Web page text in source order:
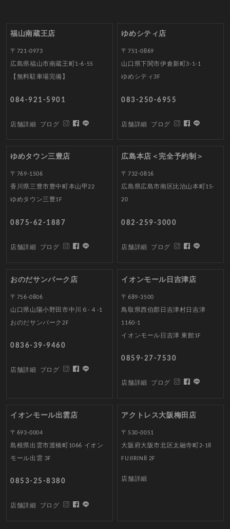
福山南蔵王店
〒721-0973
広島県福山市南蔵王町1-6-55
【無料駐車場完備】
084-921-5901
店舗詳細 ブログ
ゆめシティ店
〒751-0869
山口県下関市伊倉新町3-1-1
ゆめシティ3F
083-250-6955
店舗詳細 ブログ
ゆめタウン三豊店
〒769-1506
香川県三豊市豊中町本山甲22
ゆめタウン三豊1F
0875-62-1887
店舗詳細 ブログ
広島本店＜完全予約制＞
〒732-0816
広島県広島市南区比治山本町15-
20
082-259-3000
店舗詳細 ブログ
おのだサンパーク店
〒756-0806
山口県山陽小野田市中川６-４-1
おのだサンパーク2F
0836-39-9460
店舗詳細 ブログ
イオンモール日吉津店
〒689-3500
鳥取県西伯郡日吉津村日吉津
1160-1
イオンモール日吉津 東館1F
0859-27-7530
店舗詳細 ブログ
イオンモール出雲店
〒693-0004
島根県出雲市渡橋町1066 イオン
モール出雲 3F
0853-25-8380
店舗詳細 ブログ
アクトレス大阪梅田店
〒530-0051
大阪府大阪市北区太融寺町2-18
FUJIRIN8 2F
店舗詳細